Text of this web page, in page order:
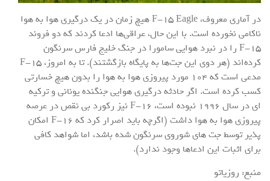
در آماری معروف، F-۱۵ Eagle هیچ زمان در یک درگیری هوا به هوا
ناکامی نخورده است. با این حال، عراقی‌ها ادعا کردند که دو فروند
F-۱۵ را در نبرد هوایی سامورا در جنگ خلیج فارس سرنگون
کرده‌اند (هر دوی این جت‌ها به پایگاه بازگشتند). تا به امروز، F-۱۵
مدعی است که ۱۰۴ مورد پیروزی هوا به هوا را بدون هیچ خسارتی
کسب کرده است. اگر حادثه درگیری هوایی جنگنده یونانی و ترکیه
ای در سال ۱۹۹۶ نبوده است، F-۱۶ نیز رکورد بی نقص در عرصه
پیروزی هوا به هوا داشت (اگرچه باید اصرار کرد که F-۱۶ امکان
پذیر توسط جت های شوروی سرنگون شده باشد، اما شواهد کافی
برای اثبات این ادعاها وجود ندارد).
منبع: روزیاتو